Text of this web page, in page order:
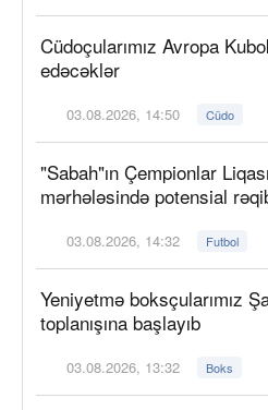
Cüdoçularımız Avropa
edəcəklər
03.08.2026, 14:50 Cüdo
"Sabah"ın Çempionlar
mərhələsində potensial
03.08.2026, 14:32 Futbol
Yeniyetmə boksçularımız
toplanışına başlayıb
03.08.2026, 13:32 Boks